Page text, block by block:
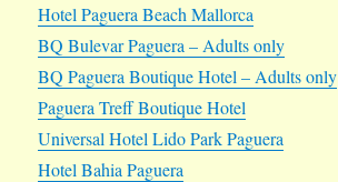
Hotel Paguera Beach Mallorca
BQ Bulevar Paguera – Adults only
BQ Paguera Boutique Hotel – Adults only
Paguera Treff Boutique Hotel
Universal Hotel Lido Park Paguera
Hotel Bahia Paguera